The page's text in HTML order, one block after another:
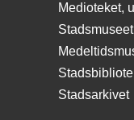
Medioteket,
Stadsmuseet
Stadsarkivet